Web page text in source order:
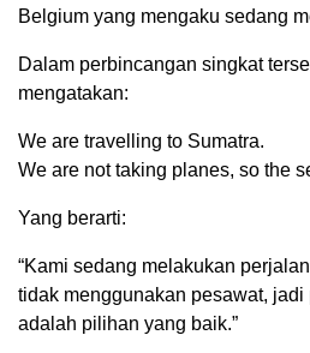
Belgium yang mengaku sedang
Dalam perbincangan singkat
mengatakan:
We are travelling to Sumatra.
We are not taking planes, so the
Yang berarti:
“Kami sedang melakukan
tidak menggunakan pesawat,
adalah pilihan yang baik.”